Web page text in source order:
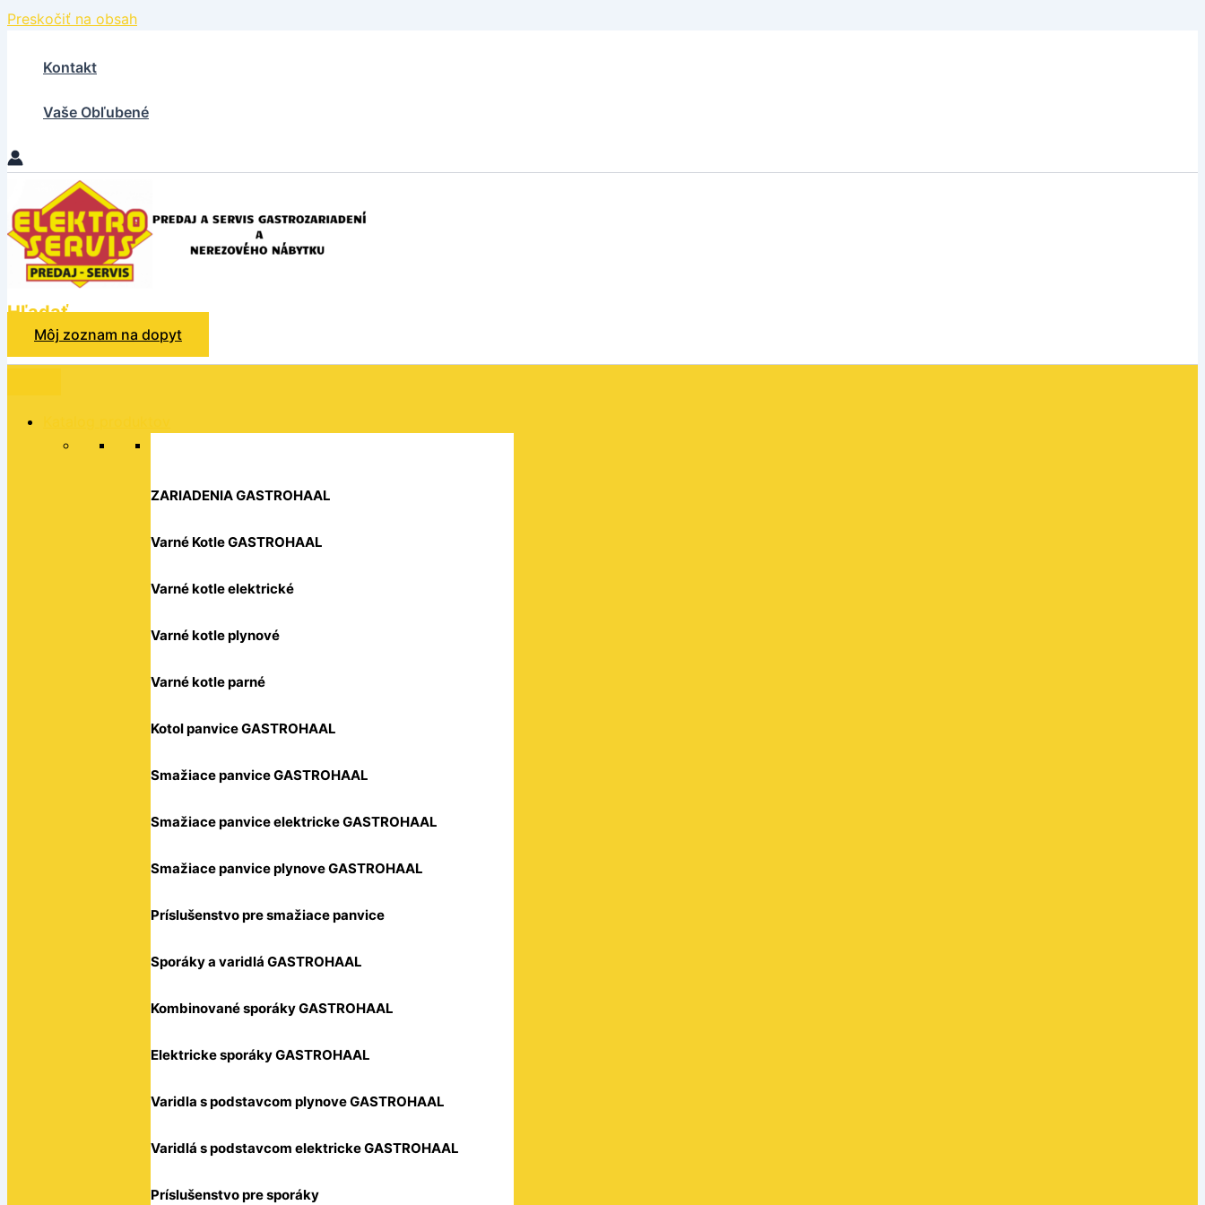
Preskočiť na obsah
Kontakt
Vaše Obľubené
Hľadať
Môj zoznam na dopyt
ZARIADENIA GASTROHAAL
Varné Kotle GASTROHAAL
Varné kotle elektrické
Varné kotle plynové
Varné kotle parné
Kotol panvice GASTROHAAL
Smažiace panvice GASTROHAAL
Smažiace panvice elektricke GASTROHAAL
Smažiace panvice plynove GASTROHAAL
Príslušenstvo pre smažiace panvice
Sporáky a varidlá GASTROHAAL
Kombinované sporáky GASTROHAAL
Elektricke sporáky GASTROHAAL
Varidla s podstavcom plynove GASTROHAAL
Varidlá s podstavcom elektricke GASTROHAAL
Príslušenstvo pre sporáky